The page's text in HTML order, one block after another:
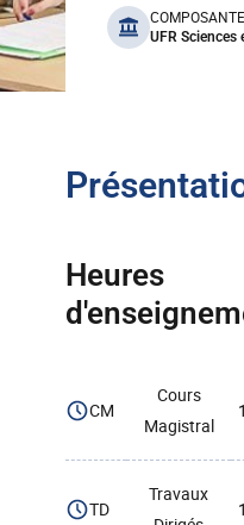
benefits
COMPOSANTE
UFR Sciences
Heures
CM
Cours
Magistral
TD
Travaux